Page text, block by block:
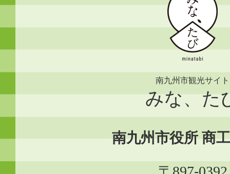
南九州市観光サイト
みな、た
南九州市役所 商